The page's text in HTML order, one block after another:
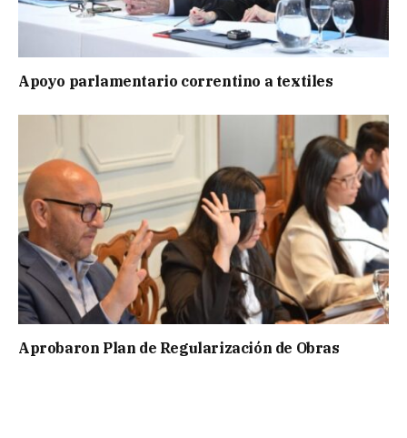
Apoyo parlamentario correntino a textiles
Aprobaron Plan de Regularización de Obras